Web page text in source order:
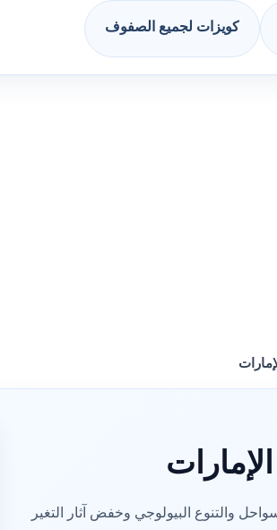
كويزات لجميع الصفوف
والتنوع البيولوجي وخفض آثار التغير